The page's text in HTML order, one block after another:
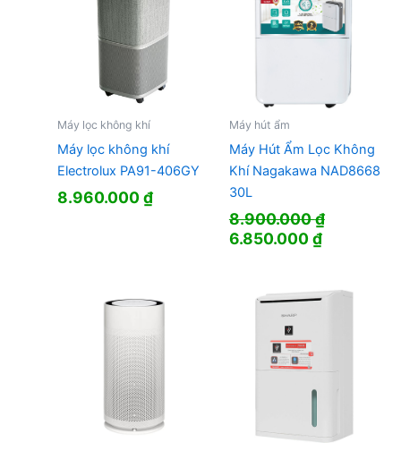
Máy lọc không khí
Máy lọc không khí
Electrolux PA91-406GY
8.960.000₫
Máy hút ẩm
Máy Hút Ẩm Lọc Không
Khí Nagakawa NAD8668
30L
8.900.000₫
Giá
8.900.000 ₫.
6.850.000₫Giá
là: